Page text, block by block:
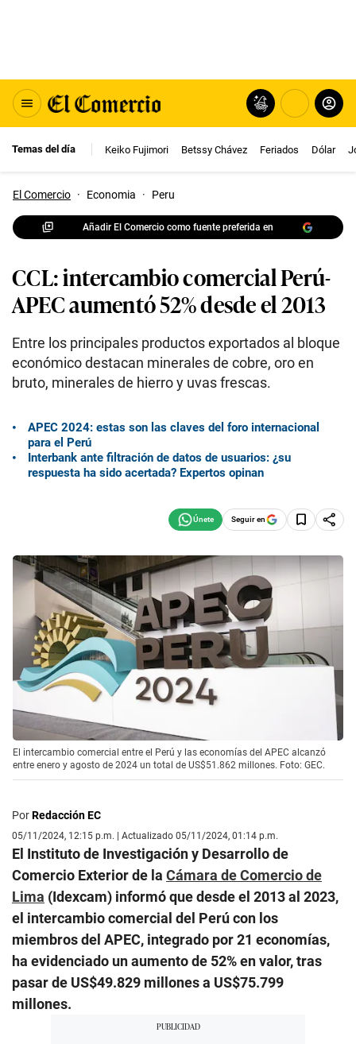
Temas del día Keiko Fujimori Betssy Chávez Feriados Dólar
El Comercio · Economia · Peru
Añadir El Comercio como fuente preferida en
CCL: intercambio comercial Perú-
APEC aumentó 52% desde el 2013
Entre los principales productos exportados al bloque
económico destacan minerales de cobre, oro en
bruto, minerales de hierro y uvas frescas.
APEC 2024: estas son las claves del foro internacional
para el Perú
Interbank ante filtración de datos de usuarios: ¿su
respuesta ha sido acertada? Expertos opinan
Seguir en
El intercambio comercial entre el Perú y las economías del APEC alcanzó
entre enero y agosto de 2024 un total de US$51.862 millones. Foto: GEC.
PorRedacción EC
05/11/2024, 12:15 p.m. | Actualizado 05/11/2024, 01:14 p.m.
El Instituto de Investigación y Desarrollo de
Comercio Exterior de la Cámara de Comercio de
Lima (Idexcam) informó que desde el 2013 al 2023,
el intercambio comercial del Perú con los
miembros del APEC, integrado por 21 economías,
ha evidenciado un aumento de 52% en valor, tras
pasar de US$49.829 millones a US$75.799
millones.